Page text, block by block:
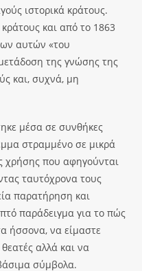
ιστορικά κράτους.
και από το 1863
αυτών «του
της γνώσης της
και, συχνά, μη
μέσα σε συνθήκες
στραμμένο σε μικρά
χρήσης που αφηγούνται
ταυτόχρονα τους
παρατήρηση και
παράδειγμα για το πώς
ήσσονα, να είμαστε
αλλά και να
σύμβολα.